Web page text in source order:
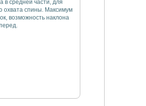
в средней части, для
охвата спины. Максимум
возможность наклона